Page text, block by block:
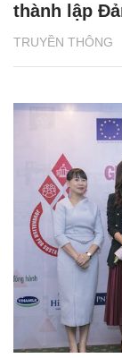
TRUYỀN THÔNG
thành lập